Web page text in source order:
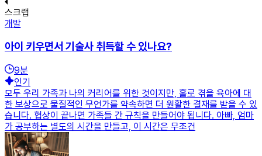
스크랩
개발
아이 키우면서 기술사 취득할 수 있나요?
9분
인기
모두 우리 가족과 나의 커리어를 위한 것이지만, 홀로 겪을 육아에 대
한 보상으로 물질적인 무언가를 약속하면 더 원활한 결재를 받을 수 있
습니다. 협상이 끝나면 가족들 간 규칙을 만들어야 됩니다. 아빠, 엄마
가 공부하는 별도의 시간을 만들고, 이 시간은 무조건